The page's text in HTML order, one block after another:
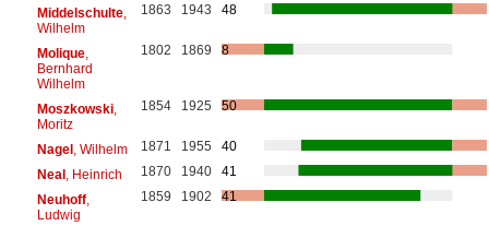
Middelschulte,
Wilhelm
1863 1943 48
Molique,
Bernhard
Wilhelm
1802 1869 8
Moszkowski,
Moritz
1854 1925 50
Nagel, Wilhelm 1871 1955
40
Neal, Heinrich 1870 1940
41
Neuhoff,
Ludwig
1859 1902 41